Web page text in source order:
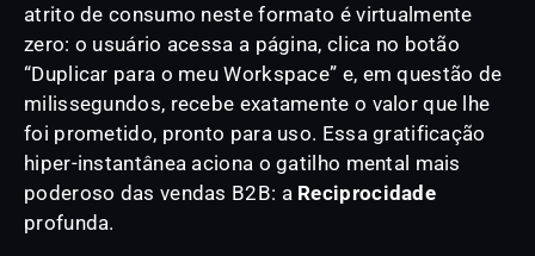
atrito de consumo neste formato é virtualmente
zero: o usuário acessa a página, clica no botão
“Duplicar para o meu Workspace” e, em questão de
milissegundos, recebe exatamente o valor que lhe
foi prometido, pronto para uso. Essa gratificação
hiper-instantânea aciona o gatilho mental mais
poderoso das vendas B2B: a Reciprocidade
profunda.